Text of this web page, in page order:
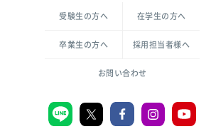
倫理憲章
ハラスメントの防止
共生のための多様性宣言
一般教育課程
教職センター
学芸員課程
図書館司書課程
生活環境科学研究所
受験生の方へ
在学生の方へ
卒業生の方へ 採用担当者様へ
お問い合わせ